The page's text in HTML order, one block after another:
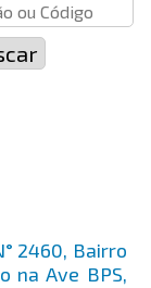
2460, Bairro
na Ave BPS,